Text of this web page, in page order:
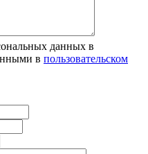
данных в
в пользовательском